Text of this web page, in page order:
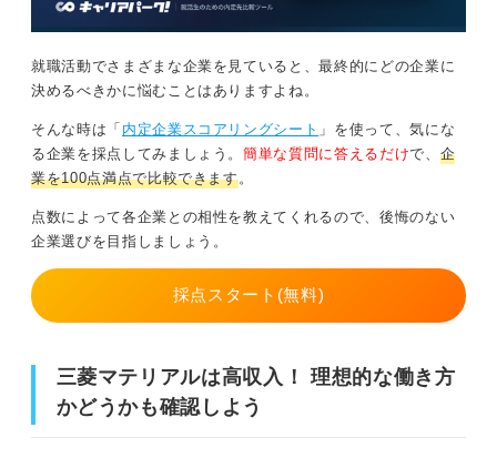
就職活動でさまざまな企業を見ていると、最終的にどの企業に
決めるべきかに悩むことはありますよね。
そんな時は「 内定企業スコアリングシート 」を使って、気にな
る企業を採点してみましょう。簡単な質問に答えるだけで、 企
業を100点満点で比較できます。
点数によって各企業との相性を教えてくれるので、後悔のない
企業選びを目指しましょう。
採点スタート(無料)
三菱マテリアルは高収入！ 理想的な働き方
かどうかも確認しよう